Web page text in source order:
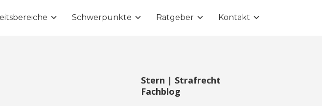
Schwerpunkte Ratgeber Kontakt
Stern | Strafrecht
Fachblog